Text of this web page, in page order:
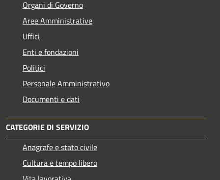
Organi di Governo
Aree Amministrative
Uffici
Enti e fondazioni
Politici
Personale Amministrativo
Documenti e dati
CATEGORIE DI SERVIZIO
Anagrafe e stato civile
Cultura e tempo libero